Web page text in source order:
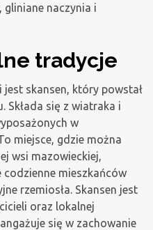
gliniane naczynia i
tradycje
jest skansen, który powstał
Składa się z wiatraka i
w
miejsce, gdzie można
wsi mazowieckiej,
codzienne mieszkańców
rzemiosła. Skansen jest
oraz lokalnej
się w zachowanie